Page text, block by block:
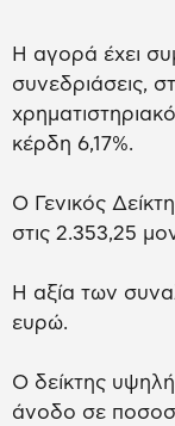
Η αγορά έχει
συνεδριάσεις,
κέρδη 6,17%.
O Γενικός
στις 2.353,25
Η αξία των
ευρώ.
Ο δείκτης
άνοδο σε